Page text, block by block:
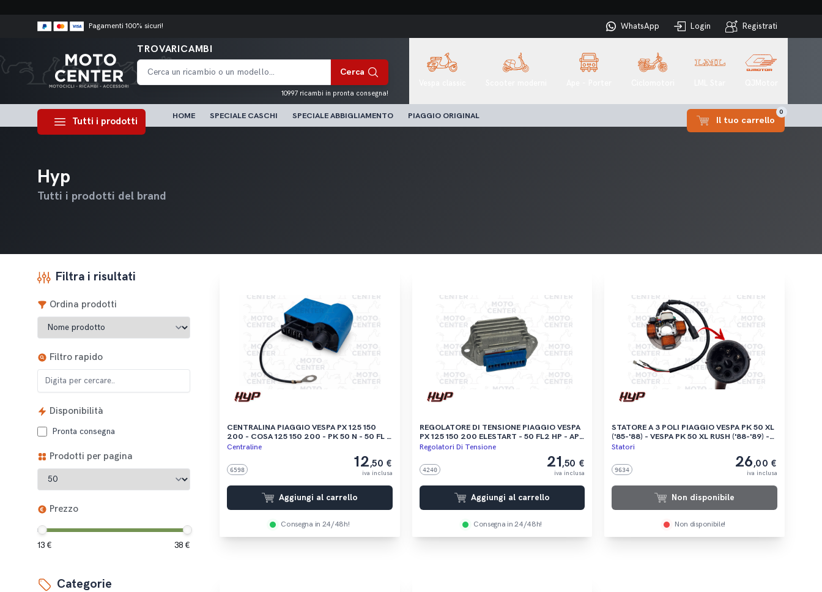
Pagamenti 100% sicuri! WhatsApp Login Registrati
TROVARICAMBI
Cerca
10997 ricambi in pronta consegna!
Tutti i prodotti
HOME SPECIALE CASCHI SPECIALE ABBIGLIAMENTO PIAGGIO ORIGINAL Il tuo carrello
0
Hyp
Tutti i prodotti del brand
Filtra i risultati
Ordina prodotti
Filtro rapido
Disponibilità
Pronta consegna
Prodotti per pagina
Prezzo
13 € 38 €
Categorie
CENTRALINA PIAGGIO VESPA PX 125 150
200 - COSA 125 150 200 - PK 50 N - 50 FL -
50 V - PK 125 - APE 50 ('85-'10)
Centraline
6598 12,50 €
iva inclusa
Aggiungi al carrello
Consegna in 24/48h!
REGOLATORE DI TENSIONE PIAGGIO VESPA
PX 125 150 200 ELESTART - 50 FL2 HP - APE
50 ('89-'99) - VESPA ET2 50 ('97-'00)
Regolatori Di Tensione
4240 21,50 €
iva inclusa
Aggiungi al carrello
Consegna in 24/48h!
STATORE A 3 POLI PIAGGIO VESPA PK 50 XL
('85-'88) - VESPA PK 50 XL RUSH ('88-'89) -
VESPA 50 N ('89-'90) MODELLI SENZA
Statori
9634 26,00 €
iva inclusa
Non disponibile
Non disponibile!